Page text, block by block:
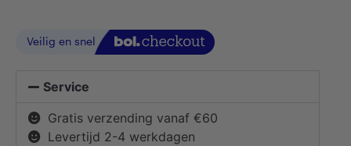
Service
Gratis verzending vanaf €60
Levertijd 2-4 werkdagen